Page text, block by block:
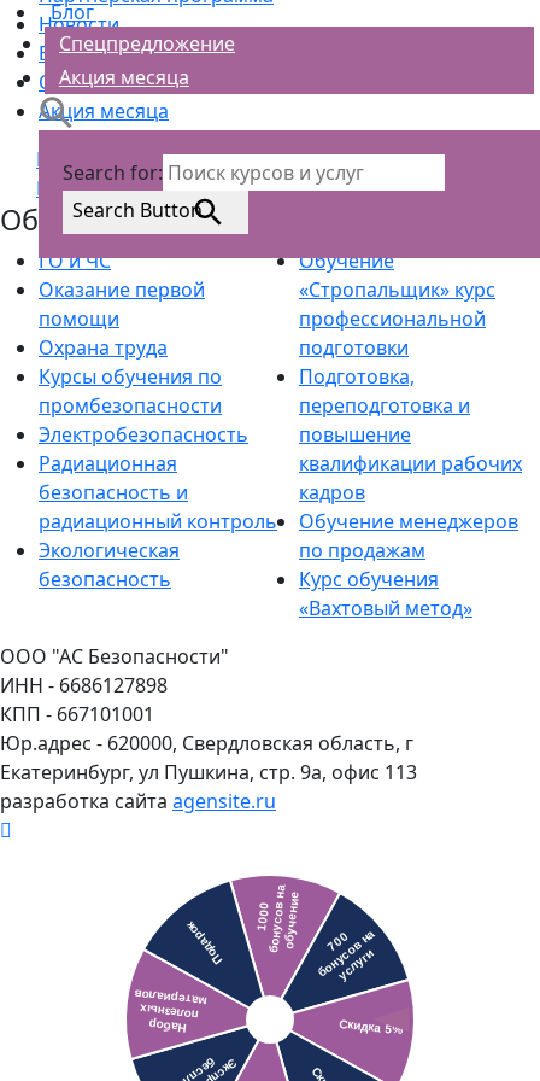
Блог
Спецпредложение
Акция месяца
Search for:
Search Button
Новости
Блог
Спецпредложение
Акция месяца
Политика обработки персональных данных
Политика cookie
Обучение
ГО и ЧС
Оказание первой
помощи
Охрана труда
Курсы обучения по
промбезопасности
Электробезопасность
Радиационная
безопасность и
радиационный контроль
Экологическая
безопасность
Обучение
«Стропальщик» курс
профессиональной
подготовки
Подготовка,
переподготовка и
повышение
квалификации рабочих
кадров
Обучение менеджеров
по продажам
Курс обучения
«Вахтовый метод»
ООО "АС Безопасности"
ИНН - 6686127898
КПП - 667101001
Юр.адрес - 620000, Свердловская область, г
Екатеринбург, ул Пушкина, стр. 9а, офис 113
разработка сайта agensite.ru